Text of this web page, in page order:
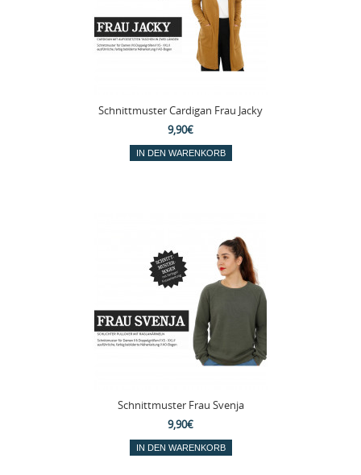
Schnittmuster Cardigan Frau Jacky
9,90€
Schnittmuster Frau Svenja
9,90€